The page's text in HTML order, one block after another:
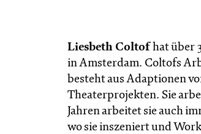
Liesbeth Coltof hat über
in Amsterdam. Coltofs
besteht aus Adaptionen
Theaterprojekten. Sie
Jahren arbeitet sie auch
wo sie inszeniert und